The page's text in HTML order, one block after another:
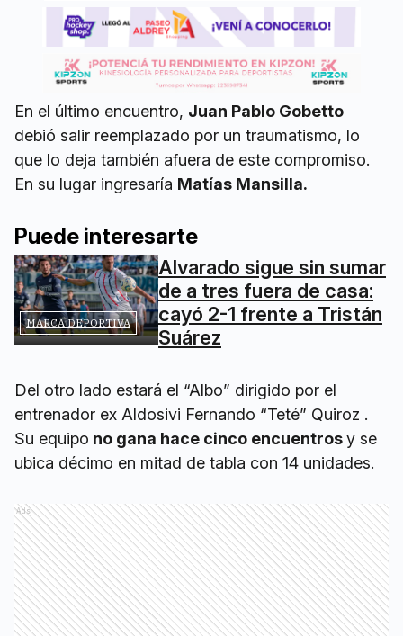
En el último encuentro, Juan Pablo Gobetto
debió salir reemplazado por un traumatismo, lo
que lo deja también afuera de este compromiso.
En su lugar ingresaría Matías Mansilla.
Puede interesarte
MARCA DEPORTIVA
Alvarado sigue sin sumar
de a tres fuera de casa:
cayó 2-1 frente a Tristán
Suárez
Del otro lado estará el “Albo” dirigido por el
entrenador ex Aldosivi Fernando “Teté” Quiroz .
Su equipo no gana hace cinco encuentrosy se
ubica décimo en mitad de tabla con 14 unidades.
Ads